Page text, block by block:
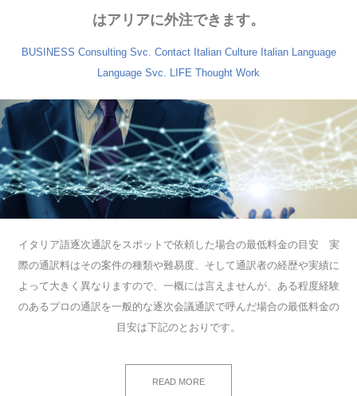
はアリアに外注できます。
BUSINESS Consulting Svc. Contact Italian Culture Italian Language
Language Svc. LIFE Thought Work
イタリア語逐次通訳をスポットで依頼した場合の最低料金の目安 実
際の通訳料はその案件の種類や難易度、そして通訳者の経歴や実績に
よって大きく異なりますので、一概には言えませんが、ある程度経験
のあるプロの通訳を一般的な逐次会議通訳で呼んだ場合の最低料金の
目安は下記のとおりです。
READ MORE